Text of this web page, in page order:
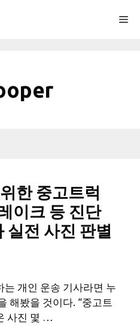
한 중고트럭
이크 등 진단
실전 사진 판별
는 개인 운송 기사라면 누
해봤을 것이다. “중고트
사진 몇 …